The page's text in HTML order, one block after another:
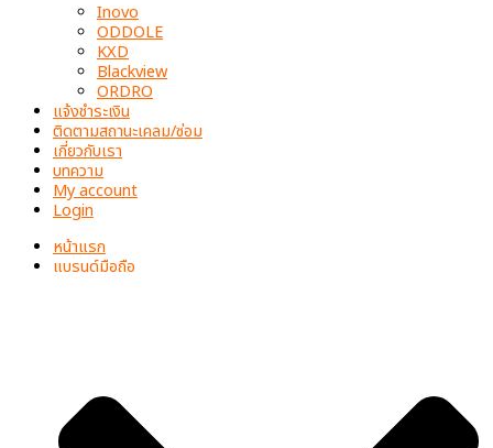
Inovo
ODDOLE
KXD
Blackview
ORDRO
แจ้งชำระเงิน
ติดตามสถานะเคลม/ซ่อม
เกี่ยวกับเรา
บทความ
My account
Login
หน้าแรก
แบรนด์มือถือ